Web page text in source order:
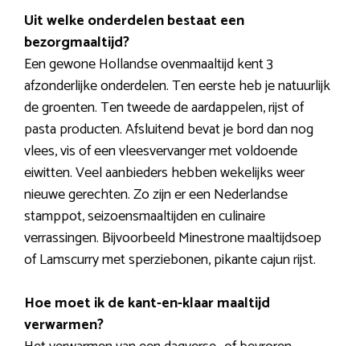
Uit welke onderdelen bestaat een
bezorgmaaltijd?
Een gewone Hollandse ovenmaaltijd kent 3
afzonderlijke onderdelen. Ten eerste heb je natuurlijk
de groenten. Ten tweede de aardappelen, rijst of
pasta producten. Afsluitend bevat je bord dan nog
vlees, vis of een vleesvervanger met voldoende
eiwitten. Veel aanbieders hebben wekelijks weer
nieuwe gerechten. Zo zijn er een Nederlandse
stamppot, seizoensmaaltijden en culinaire
verrassingen. Bijvoorbeeld Minestrone maaltijdsoep
of Lamscurry met sperziebonen, pikante cajun rijst.
Hoe moet ik de kant-en-klaar maaltijd
verwarmen?